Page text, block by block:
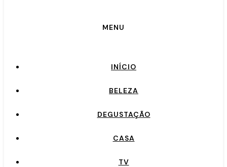
MENU
INÍCIO
BELEZA
DEGUSTAÇÃO
CASA
TV